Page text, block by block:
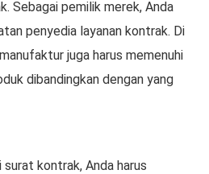
Sebagai pemilik merek, Anda
penyedia layanan kontrak. Di
juga harus memenuhi
dibandingkan dengan yang
kontrak, Anda harus